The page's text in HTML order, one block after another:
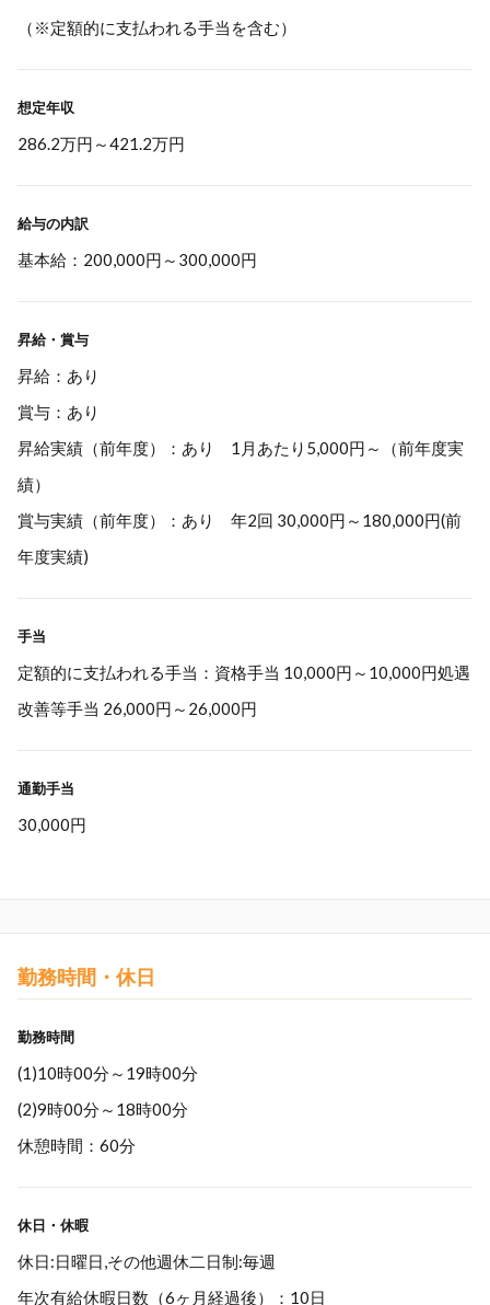
（※定額的に支払われる手当を含む）
想定年収
286.2万円 ～421.2万円
給与の内訳
基本給：200,000円～300,000円
昇給・賞与
昇給：あり
賞与：あり
昇給実績（前年度）：あり 1月あたり5,000円～（前年度実
績）
賞与実績（前年度）：あり 年2回 30,000円～180,000円(前
年度実績)
手当
定額的に支払われる手当：資格手当 10,000円～10,000円処遇
改善等手当 26,000円～26,000円
通勤手当
30,000円
勤務時間・休日
勤務時間
(1)10時00分～19時00分
(2)9時00分～18時00分
休憩時間：60分
休日・休暇
休日:日曜日,その他週休二日制:毎週
年次有給休暇日数（6ヶ月経過後）：10日